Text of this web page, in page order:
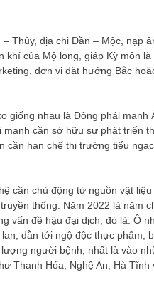
Thủy, địa chi Dần – Mộc, nạp
khí của Mộ long, giáp Kỳ môn
đơn vị đặt hướng Bắc
giống nhau là Đông phái
cần sở hữu sự phát triển
cần hạn chế thị trường tiểu
cần chủ động từ nguồn vật
thống. Năm 2022 là năm
vấn đề hậu đại dịch, đó là: Ô
dẫn tới ngộ độc thực
người bệnh, nhất là vào
Thanh Hóa, Nghệ An, Hà